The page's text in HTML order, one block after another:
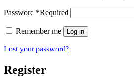
Password *Required
Remember me Log in
Lost your password?
Register